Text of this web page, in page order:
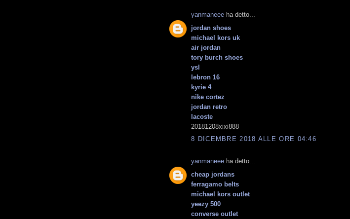
yanmaneee ha detto...
jordan shoes
michael kors uk
air jordan
tory burch shoes
ysl
lebron 16
kyrie 4
nike cortez
jordan retro
lacoste
20181208xixi888
8 DICEMBRE 2018 ALLE ORE 04:46
yanmaneee ha detto...
cheap jordans
ferragamo belts
michael kors outlet
yeezy 500
converse outlet